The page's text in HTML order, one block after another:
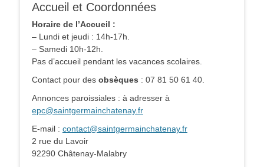
Accueil et Coordonnées
Horaire de l’Accueil :
– Lundi et jeudi : 14h-17h.
– Samedi 10h-12h.
Pas d’accueil pendant les vacances scolaires.
Contact pour des obsèques : 07 81 50 61 40.
Annonces paroissiales : à adresser à
epc@saintgermainchatenay.fr
E-mail : contact@saintgermainchatenay.fr
2 rue du Lavoir
92290 Châtenay-Malabry